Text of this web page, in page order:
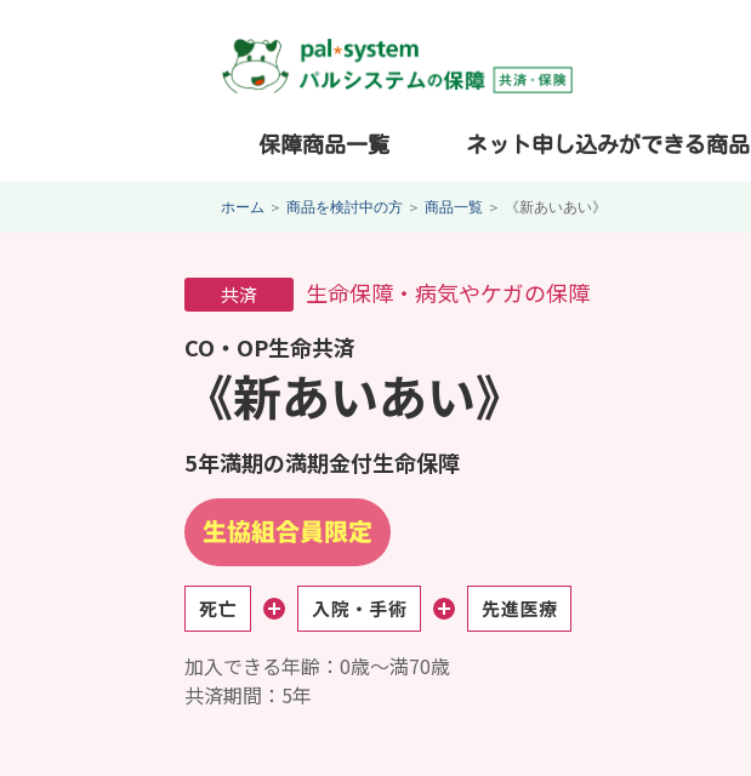
保障商品一覧 ネット申し込みができる商品
ホーム ＞ 商品を検討中の方 ＞ 商品一覧 ＞ 《新あいあい》
共済
生命保障・病気やケガの保障
CO・OP生命共済
《新あいあい》
5年満期の満期金付生命保障
加入できる年齢：0歳～満70歳
共済期間：5年